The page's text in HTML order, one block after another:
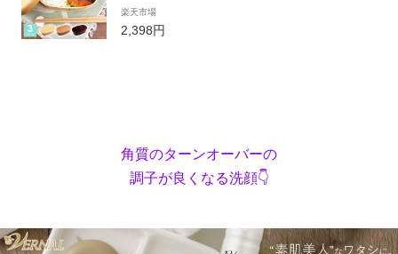
映え インスタグラム 和風 おしゃれ メンズ レ
ディース 子供 運動会 バンド付き 茶色 小さめ
楽天市場
2,398円
角質のターンオーバーの
調子が良くなる洗顔👇